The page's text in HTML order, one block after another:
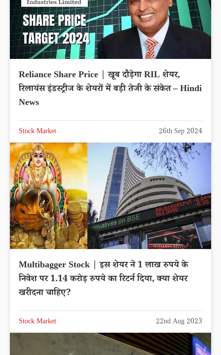
Reliance Share Price | खूब दौड़ेगा RIL शेयर,
रिलायंस इंडस्ट्रीज के शेयरों में बड़ी तेजी के संकेत – Hindi
News
Stock Market 26th Sep 2024
Multibagger Stock | इस शेयर ने 1 लाख रुपये के
निवेश पर 1.14 करोड़ रुपये का रिटर्न दिया, क्या शेयर
खरीदना चाहिए?
Stock Market 22nd Aug 2023